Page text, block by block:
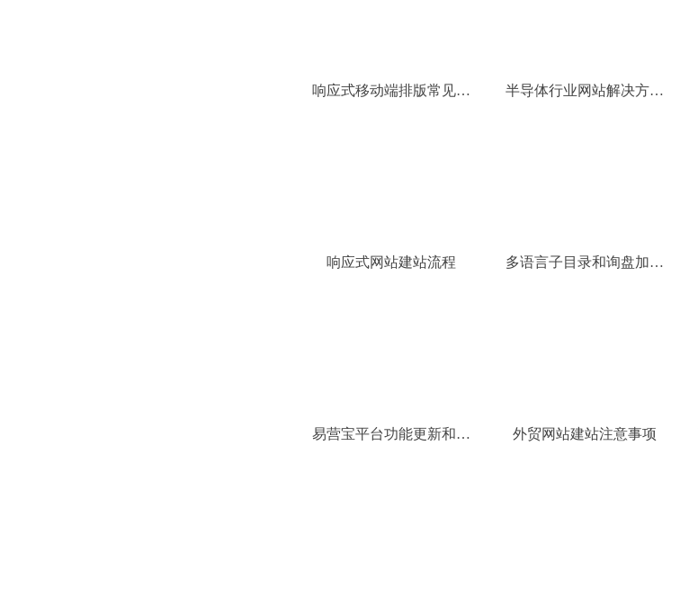
响应式移动端排版常见问
半导体行业网站解决方案
响应式网站建站流程
多语言子目录和询盘加密
易营宝平台功能更新和优
外贸网站建站注意事项